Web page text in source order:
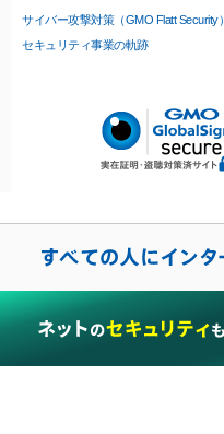
サイバー攻撃対策（GMO Flatt Security）
セキュリティ事業の軌跡